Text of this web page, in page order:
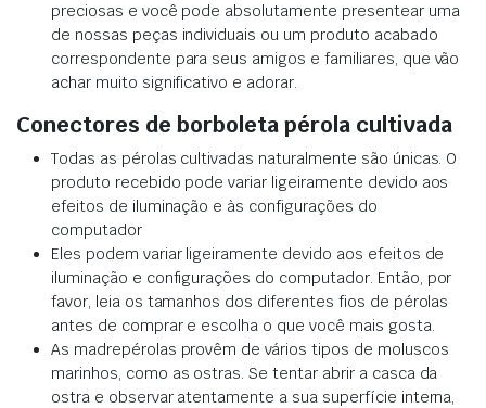
preciosas e você pode absolutamente presentear uma
de nossas peças individuais ou um produto acabado
correspondente para seus amigos e familiares, que vão
achar muito significativo e adorar.
Conectores de borboleta pérola cultivada
Todas as pérolas cultivadas naturalmente são únicas. O
produto recebido pode variar ligeiramente devido aos
efeitos de iluminação e às configurações do
computador
Eles podem variar ligeiramente devido aos efeitos de
iluminação e configurações do computador. Então, por
favor, leia os tamanhos dos diferentes fios de pérolas
antes de comprar e escolha o que você mais gosta.
As madrepérolas provêm de vários tipos de moluscos
marinhos, como as ostras. Se tentar abrir a casca da
ostra e observar atentamente a sua superfície interna,